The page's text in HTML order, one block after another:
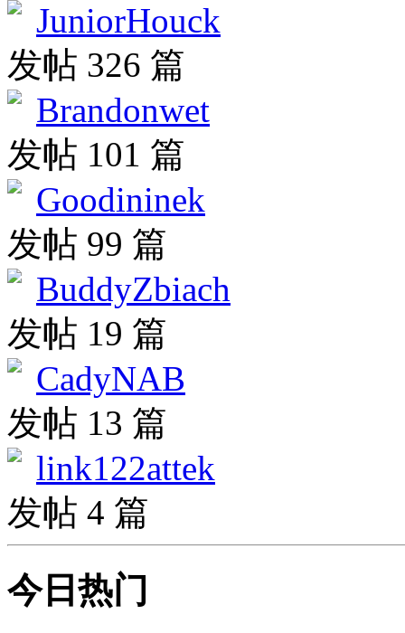
JuniorHouck
发帖 326 篇
Brandonwet
发帖 101 篇
Goodininek
发帖 99 篇
BuddyZbiach
发帖 19 篇
CadyNAB
发帖 13 篇
link122attek
发帖 4 篇
今日热门